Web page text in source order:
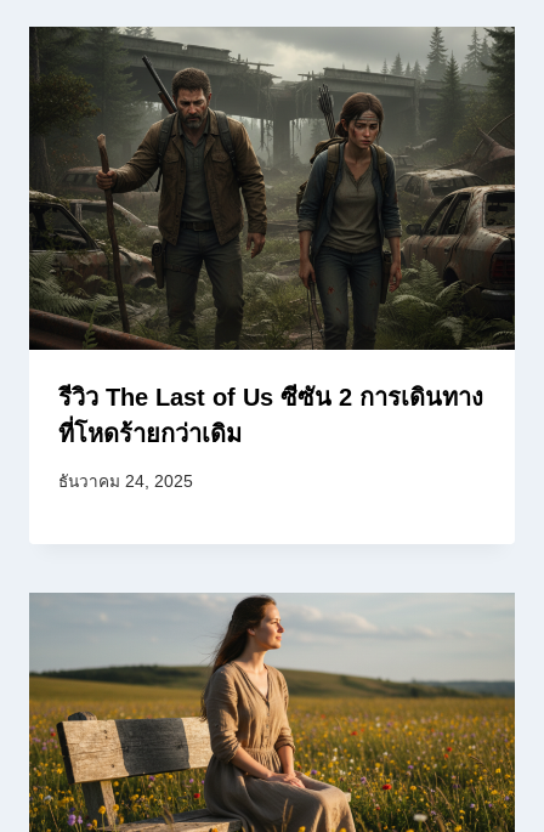
รีวิว The Last of Us ซีซัน 2 การเดินทาง
ที่โหดร้ายกว่าเดิม
ธันวาคม 24, 2025